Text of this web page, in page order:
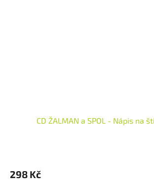
CD ŽALMAN a SPOL - Nápis na
298 Kč